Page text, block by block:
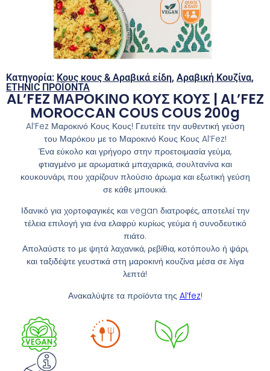
Κατηγορία: Κους κους & Αραβικά είδη, Αραβική Κουζίνα,
ETHNIC ΠΡΟΪΟΝΤΑ
AL’FEZ ΜΑΡΟΚΙΝΟ ΚΟΥΣ ΚΟΥΣ | AL’FEZ
MOROCCAN COUS COUS 200g
Al’Fez Μαροκινό Κους Κους! Γευτείτε την αυθεντική γεύση
του Μαρόκου με το Μαροκινό Κους Κους Al’Fez!
Ένα εύκολο και γρήγορο στην προετοιμασία γεύμα,
φτιαγμένο με αρωματικά μπαχαρικά, σουλτανίνα και
κουκουνάρι, που χαρίζουν πλούσιο άρωμα και εξωτική γεύση
σε κάθε μπουκιά.
Ιδανικό για χορτοφαγικές και vegan διατροφές, αποτελεί την
τέλεια επιλογή για ένα ελαφρύ κυρίως γεύμα ή συνοδευτικό
πιάτο.
Απολαύστε το με ψητά λαχανικά, ρεβίθια, κοτόπουλο ή ψάρι,
και ταξιδέψτε γευστικά στη μαροκινή κουζίνα μέσα σε λίγα
λεπτά!
Ανακαλύψτε τα προϊόντα της Al’fez!